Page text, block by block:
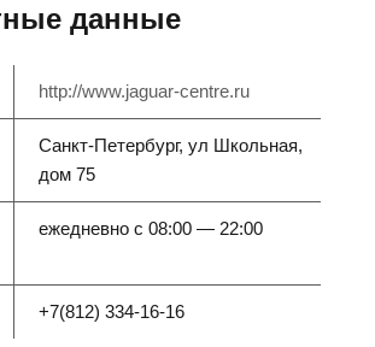
данные
http://www.jaguar-centre.ru
Санкт-Петербург, ул Школьная,
дом 75
ежедневно с 08:00 — 22:00
+7(812) 334-16-16